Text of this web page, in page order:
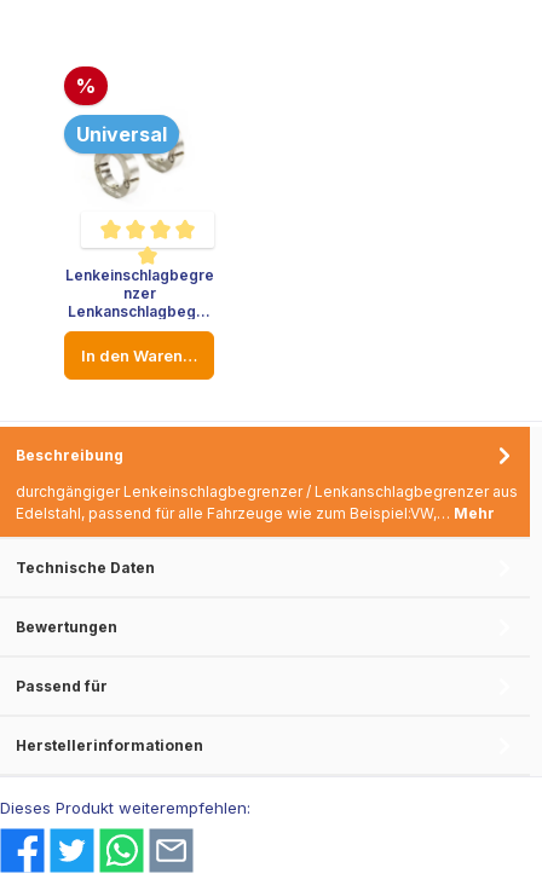
%
Universal
Durchschnittliche Bewertung von 5 von 5 Sternen
Lenkeinschlagbegre
nzer
Lenkanschlagbegre
nzer Edelstahl VW
Golf Audi A3 Opel
Lenkstange -
Durchmesser:
In den Warenkorb
Beschreibung
durchgängiger Lenkeinschlagbegrenzer / Lenkanschlagbegrenzer aus
Edelstahl, passend für alle Fahrzeuge wie zum Beispiel:VW,… Mehr
Technische Daten
Bewertungen
Passend für
Herstellerinformationen
Dieses Produkt weiterempfehlen: